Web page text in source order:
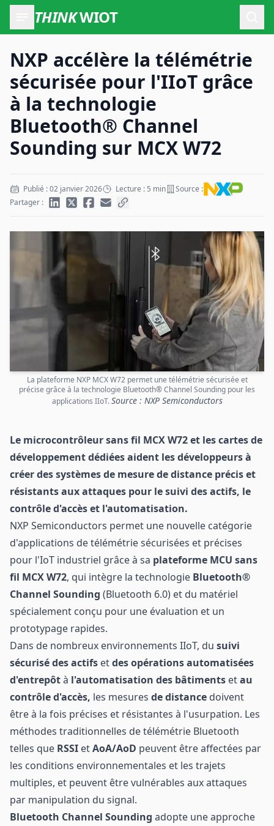
THINKWIOT
NXP accélère la télémétrie
sécurisée pour l'IIoT grâce
à la technologie
Bluetooth® Channel
Sounding sur MCX W72
Publié : 02 janvier 2026 Lecture : 5 min
Source :
Partager :
La plateforme NXP MCX W72 permet une télémétrie sécurisée et
précise grâce à la technologie Bluetooth® Channel Sounding pour les
applications IIoT.Source : NXP Semiconductors
Le microcontrôleur sans fil MCX W72 et les cartes de
développement dédiées aident les développeurs à
créer des systèmes de mesure de distance précis et
résistants aux attaques pour le suivi des actifs, le
contrôle d'accès et l'automatisation.
NXP Semiconductors permet une nouvelle catégorie
d'applications de télémétrie sécurisées et précises
pour l'IoT industriel grâce à sa plateforme MCU sans
fil MCX W72, qui intègre la technologie Bluetooth®
Channel Sounding (Bluetooth 6.0) et du matériel
spécialement conçu pour une évaluation et un
prototypage rapides.
Dans de nombreux environnements IIoT, du suivi
sécurisé des actifs etdes opérations automatisées
d'entrepôtà l'automatisation des bâtiments etau
contrôle d'accès, les mesures de distance doivent
être à la fois précises et résistantes à l'usurpation. Les
méthodes traditionnelles de télémétrie Bluetooth
telles que RSSI etAoA/AoD peuvent être affectées par
les conditions environnementales et les trajets
multiples, et peuvent être vulnérables aux attaques
par manipulation du signal.
Bluetooth Channel Sounding adopte une approche